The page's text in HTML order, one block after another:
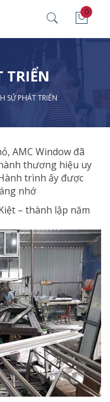
0
TRIỂN
SỬ PHÁT TRIỂN
AMC Window đã
thương hiệu uy
trình ấy được
nhớ
– thành lập năm